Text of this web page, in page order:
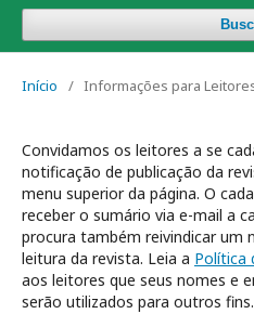
Início / Informações para
Convidamos os leitores a se
notificação de publicação da
menu superior da página. O
receber o sumário via e-mail a
procura também reivindicar um
leitura da revista. Leia a Política
aos leitores que seus nomes e
serão utilizados para outros fins.